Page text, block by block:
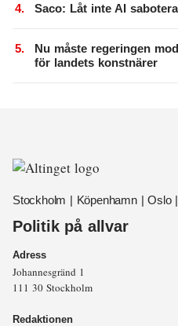
Saco: Låt inte AI
Nu måste regeringen
för landets konstnärer
Stockholm | Köpenhamn | Oslo
Politik på allvar
Adress
Johannesgränd 1
111 30 Stockholm
Redaktionen